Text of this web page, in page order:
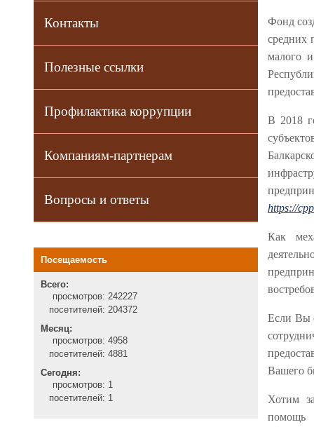
Контакты
Полезные ссылки
Профилактика коррупции
Компаниям-партнерам
Вопросы и ответы
Посещаемость
Всего:
просмотров: 242227
посетителей: 204372
Месяц:
просмотров: 4958
посетителей: 4881
Сегодня:
просмотров: 1
посетителей: 1
Фонд
средних
малого
В 2018
https://
Как
Если Вы
Вашего
Хотим